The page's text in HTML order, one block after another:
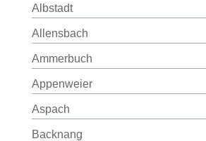
Albstadt
Allensbach
Ammerbuch
Appenweier
Aspach
Backnang